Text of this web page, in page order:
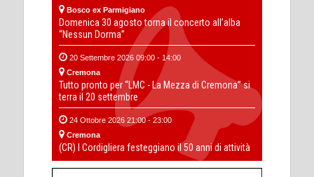
Bosco ex Parmigiano
Domenica 30 agosto torna il concerto all’alba
“Nessun Dorma”
20 Settembre 2026 09:00 - 14:00
Cremona
Tutto pronto per “LMC - La Mezza di Cremona” si
terra il 20 settembre
24 Ottobre 2026 21:00 - 23:00
Cremona
(CR) I Cordigliera festeggiano il 50 anni di attività